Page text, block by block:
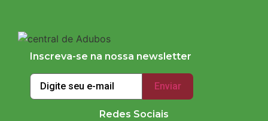
Inscreva-se na nossa newsletter
Redes Sociais